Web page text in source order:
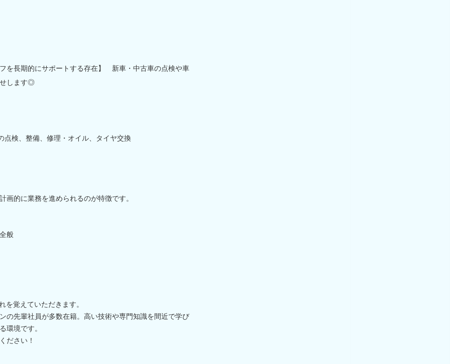
を長期的にサポートする存在】 新車・中古車の点検や車
します◎
検、整備、修理・オイル、タイヤ交換
的に業務を進められるのが特徴です。
般
を覚えていただきます。
の先輩社員が多数在籍。高い技術や専門知識を間近で学び
環境です。
ださい！